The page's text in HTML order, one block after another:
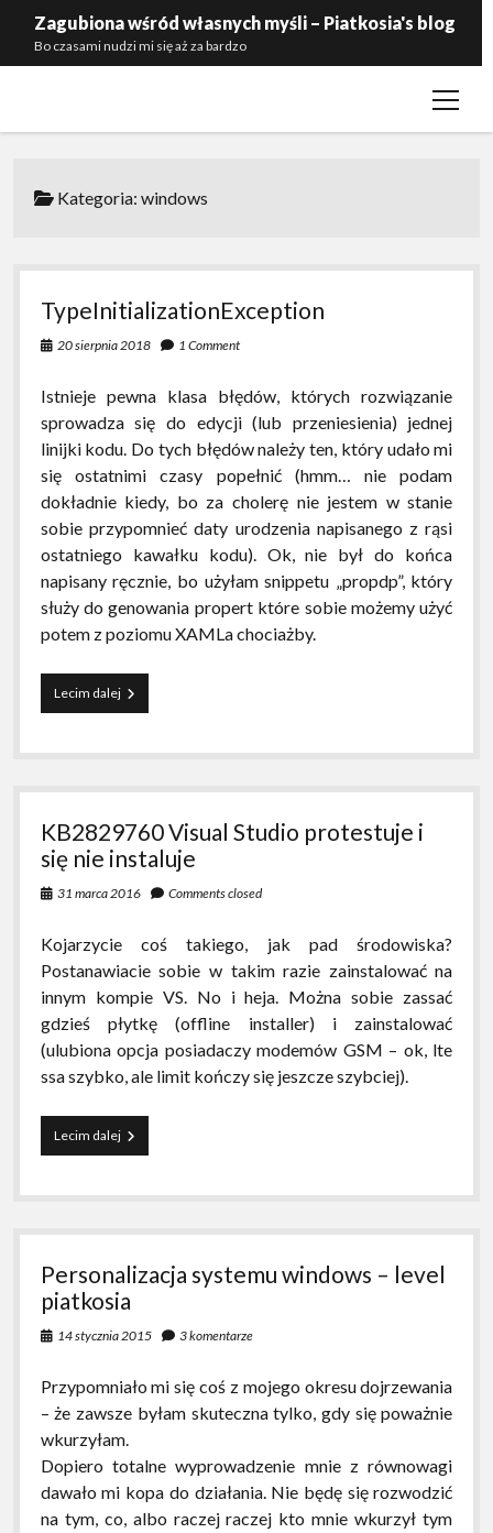
Zagubiona wśród własnych myśli – Piatkosia's blog
Bo czasami nudzi mi się aż za bardzo
open
Kategoria:windows
TypeInitializationException
20 sierpnia 2018 1 Comment
Istnieje pewna klasa błędów, których rozwiązanie
sprowadza się do edycji (lub przeniesienia) jednej
linijki kodu. Do tych błędów należy ten, który udało mi
się ostatnimi czasy popełnić (hmm… nie podam
dokładnie kiedy, bo za cholerę nie jestem w stanie
sobie przypomnieć daty urodzenia napisanego z rąsi
ostatniego kawałku kodu). Ok, nie był do końca
napisany ręcznie, bo użyłam snippetu „propdp”, który
służy do genowania propert które sobie możemy użyć
potem z poziomu XAMLa chociażby.
Lecim dalejTypeInitializationException
KB2829760 Visual Studio protestuje i
się nie instaluje
31 marca 2016 Comments closed
Kojarzycie coś takiego, jak pad środowiska?
Postanawiacie sobie w takim razie zainstalować na
innym kompie VS. No i heja. Można sobie zassać
gdzieś płytkę (offline installer) i zainstalować
(ulubiona opcja posiadaczy modemów GSM – ok, lte
ssa szybko, ale limit kończy się jeszcze szybciej).
Lecim dalejKB2829760
Visual
protestuje
się
instaluje
Personalizacja systemu windows – level
piatkosia
14 stycznia 2015 3 komentarze
Przypomniało mi się coś z mojego okresu dojrzewania
– że zawsze byłam skuteczna tylko, gdy się poważnie
wkurzyłam.
Dopiero totalne wyprowadzenie mnie z równowagi
dawało mi kopa do działania. Nie będę się rozwodzić
na tym, co, albo raczej raczej kto mnie wkurzył tym